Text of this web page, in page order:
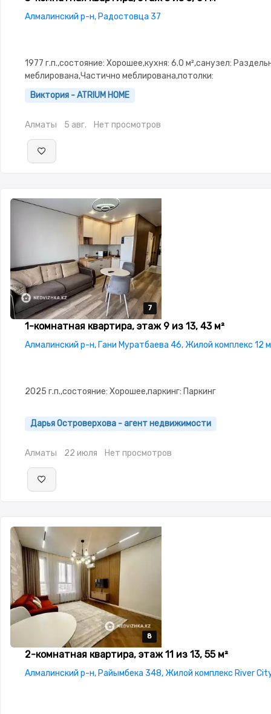
Алмалинский р-н, Радостовца 37
1977 г.п.,состояние: Хорошее,кухня: 6.0 м²,санузел:
меблирована,Частично меблирована,потолки:
3.0,Домофон,Видеонаблюдение,Пластиковые окна,Комнаты
изолированы,Встроенная кухня,Новая
Виктория - ATRIUM HOME
Алматы 5 авг. Нет просмотров
7
7
7
7
7
1-комнатная квартира, этаж 9 из 13, 43 м²
Алмалинский р-н, Гани Муратбаева 46, Жилой комплекс 12
2025 г.п.,состояние: Хорошее,паркинг: Паркинг
Дарья Островерхова - агент недвижимости
Алматы 22 июля Нет просмотров
8
8
8
8
8
2-комнатная квартира, этаж 11 из 13, 55 м²
Алмалинский р-н, Райымбека 348, Жилой комплекс River